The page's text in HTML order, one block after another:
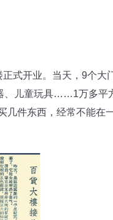
式开业。当天，9个大
、儿童玩具……1万多平
几件东西，经常不能在